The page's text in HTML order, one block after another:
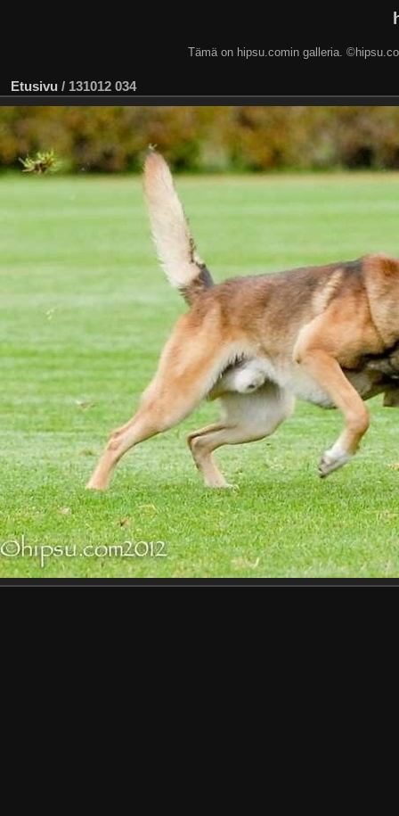
Tämä on hipsu.comin galleria.
Etusivu / 131012 034